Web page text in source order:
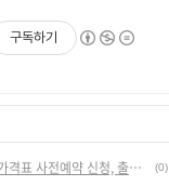
구독하기
기아 전기차 EV9 보조금, 가격표 사전예약 신청, 출시일, 제원 (0)